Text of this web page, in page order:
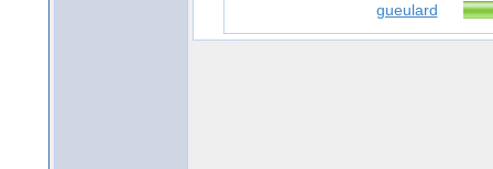
gueulard